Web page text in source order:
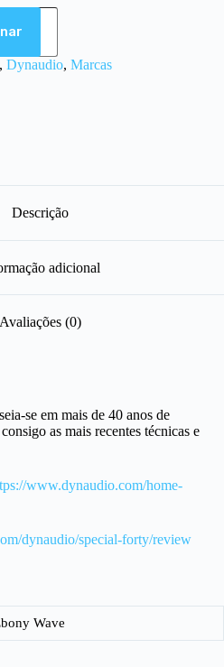
, Dynaudio, Marcas
Descrição
adicional
Avaliações (0)
se em mais de 40 anos de
as mais recentes técnicas e
www.dynaudio.com/home-
dynaudio/special-forty/review
Wave